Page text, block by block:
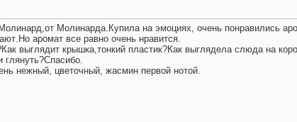
Молинарда.Купила на эмоциях, очень понравились
.Но аромат все равно очень нравится.
Как выглядит крышка,тонкий пластик?Как выглядела слюда на
глянуть?Спасибо.
нежный, цветочный, жасмин первой нотой.